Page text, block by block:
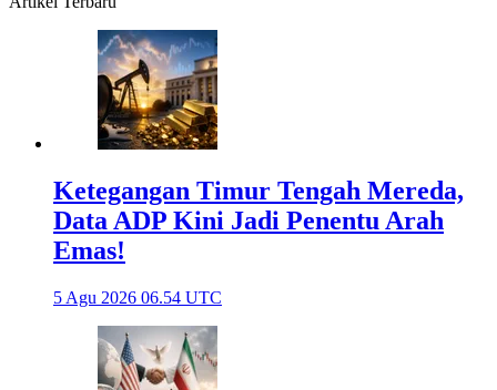
Ketegangan Timur Tengah Mereda,
Data ADP Kini Jadi Penentu Arah
Emas!
5 Agu 2026 06.54 UTC